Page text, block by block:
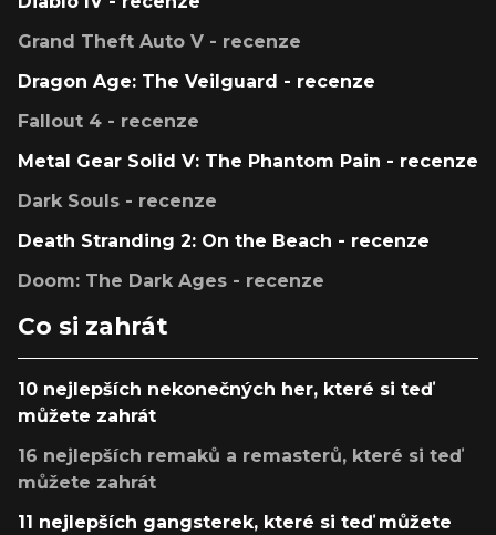
Grand Theft Auto V - recenze
Dragon Age: The Veilguard - recenze
Fallout 4 - recenze
Metal Gear Solid V: The Phantom Pain - recenze
Dark Souls - recenze
Death Stranding 2: On the Beach - recenze
Doom: The Dark Ages - recenze
Co si zahrát
10 nejlepších nekonečných her, které si teď
můžete zahrát
16 nejlepších remaků a remasterů, které si teď
můžete zahrát
11 nejlepších gangsterek, které si teď můžete